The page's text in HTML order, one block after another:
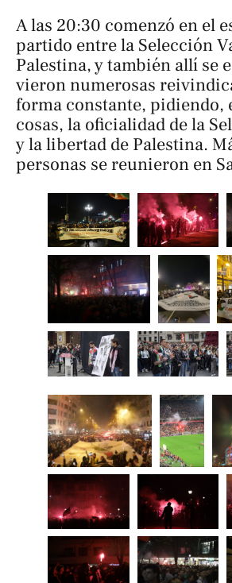
A las 20:30 comenzó en el
partido entre la Selección
Palestina, y también allí se
vieron numerosas
forma constante, pidiendo,
cosas, la oficialidad de la
y la libertad de Palestina.
personas se reunieron en